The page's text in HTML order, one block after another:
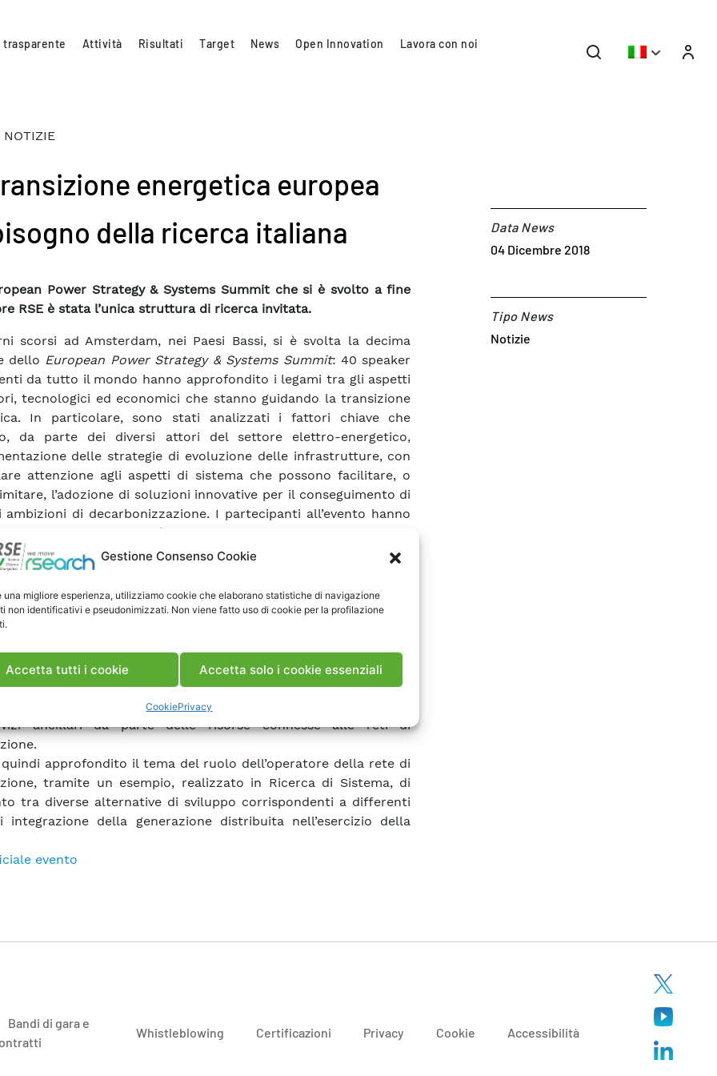
Gestione Consenso Cookie
una migliore esperienza, utilizziamo cookie che elaborano statistiche di navigazione
non identificativi e pseudonimizzati. Non viene fatto uso di cookie per la profilazione
Accetta tutti i cookie Accetta solo i cookie essenziali
CookiePrivacy
trasparente Attività Risultati Target News Open Innovation Lavora con noi
energetica europea
della ricerca italiana
Power Strategy & Systems Summit che si è svolto a fine
RSE è stata l’unica struttura di ricerca invitata.
scorsi ad Amsterdam, nei Paesi Bassi, si è svolta la decima
dello European Power Strategy & Systems Summit: 40 speaker
da tutto il mondo hanno approfondito i legami tra gli aspetti
tecnologici ed economici che stanno guidando la transizione
In particolare, sono stati analizzati i fattori chiave che
da parte dei diversi attori del settore elettro-energetico,
delle strategie di evoluzione delle infrastrutture, con
attenzione agli aspetti di sistema che possono facilitare, o
l’adozione di soluzioni innovative per il conseguimento di
ambizioni di decarbonizzazione. I partecipanti all’evento hanno
l’esperienza delle autorità di settore, utility, e aziende provider di
la sola società unicamente dedicata alla ricerca che è stata
a partecipare come relatore e nell’Advisory Boardche seleziona
dell’evento, dopo la positiva esperienza degli scorsi anni.
Power Strategy & Systems Summit
ai servizi ancillari. Partendo dai dati storici di evoluzione del
italiano, il contributo ha ripreso i primi risultati del progetto
, coordinato da RSE, sugli schemi di partecipazione al mercato
ancillari da parte delle risorse connesse alle reti di
approfondito il tema del ruolo dell’operatore della rete di
tramite un esempio, realizzato in Ricerca di Sistema, di
tra diverse alternative di sviluppo corrispondenti a differenti
integrazione della generazione distribuita nell’esercizio della
evento
Data News
04 Dicembre 2018
Tipo News
Notizie
Bandi di gara e
Whistleblowing Certificazioni Privacy Cookie Accessibilità